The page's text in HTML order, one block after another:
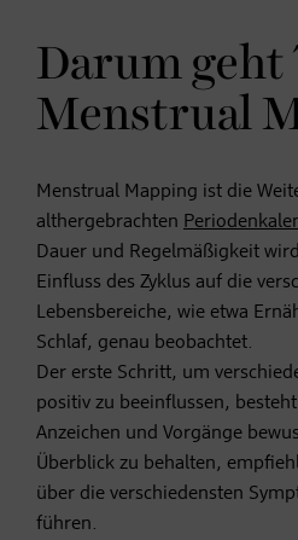
Darum
Menstrual
Menstrual Mapping ist die
althergebrachten
Dauer und Regelmäßigkeit
Einfluss des Zyklus auf die
Lebensbereiche, wie etwa
Schlaf, genau beobachtet.
Der erste Schritt, um
positiv zu beeinflussen,
Anzeichen und Vorgänge
Überblick zu behalten,
über die verschiedensten
führen.